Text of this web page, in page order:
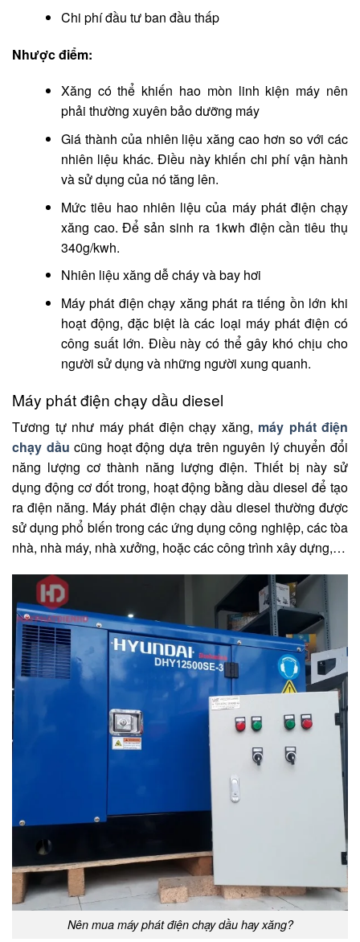
Chi phí đầu tư ban đầu thấp
Nhược điểm:
Xăng có thể khiến hao mòn linh kiện máy nên
phải thường xuyên bảo dưỡng máy
Giá thành của nhiên liệu xăng cao hơn so với các
nhiên liệu khác. Điều này khiến chi phí vận hành
và sử dụng của nó tăng lên.
Mức tiêu hao nhiên liệu của máy phát điện chạy
xăng cao. Để sản sinh ra 1kwh điện cần tiêu thụ
340g/kwh.
Nhiên liệu xăng dễ cháy và bay hơi
Máy phát điện chạy xăng phát ra tiếng ồn lớn khi
hoạt động, đặc biệt là các loại máy phát điện có
công suất lớn. Điều này có thể gây khó chịu cho
người sử dụng và những người xung quanh.
Máy phát điện chạy dầu diesel
Tương tự như máy phát điện chạy xăng, máy phát điện
chạy dầu cũng hoạt động dựa trên nguyên lý chuyển đổi
năng lượng cơ thành năng lượng điện. Thiết bị này sử
dụng động cơ đốt trong, hoạt động bằng dầu diesel để tạo
ra điện năng. Máy phát điện chạy dầu diesel thường được
sử dụng phổ biến trong các ứng dụng công nghiệp, các tòa
nhà, nhà máy, nhà xưởng, hoặc các công trình xây dựng,…
Nên mua máy phát điện chạy dầu hay xăng?